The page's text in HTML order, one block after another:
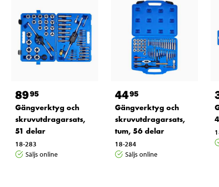
8995
Gängverktyg och
skruvutdragarsats,
51 delar
18-283
Säljs online
4495
Gängverktyg och
skruvutdragarsats,
tum, 56 delar
18-284
Säljs online